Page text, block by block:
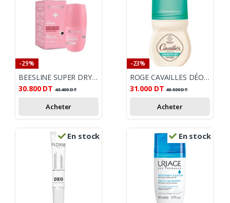
-29%
BEESLINE SUPER DRY JOURI ROSE DÉODORANT ROLL ON 50ML
30.800 DT 43.400DT
Acheter
-23%
ROGE CAVAILLES DÉO SOIN DERMATO ROLL-ON 50 ML
31.000 DT 40.500DT
Acheter
En stock En stock